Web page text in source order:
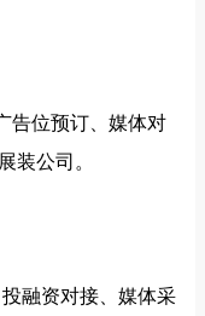
告位预订、媒体对
装公司。
融资对接、媒体采